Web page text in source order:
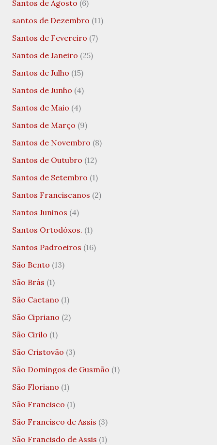
Santos de Agosto (6)
santos de Dezembro (11)
Santos de Fevereiro (7)
Santos de Janeiro (25)
Santos de Julho (15)
Santos de Junho (4)
Santos de Maio (4)
Santos de Março (9)
Santos de Novembro (8)
Santos de Outubro (12)
Santos de Setembro (1)
Santos Franciscanos (2)
Santos Juninos (4)
Santos Ortodóxos. (1)
Santos Padroeiros (16)
São Bento (13)
São Brás (1)
São Caetano (1)
São Cipriano (2)
São Cirilo (1)
São Cristovão (3)
São Domingos de Gusmão (1)
São Floriano (1)
São Francisco (1)
São Francisco de Assis (3)
São Francisdo de Assis (1)